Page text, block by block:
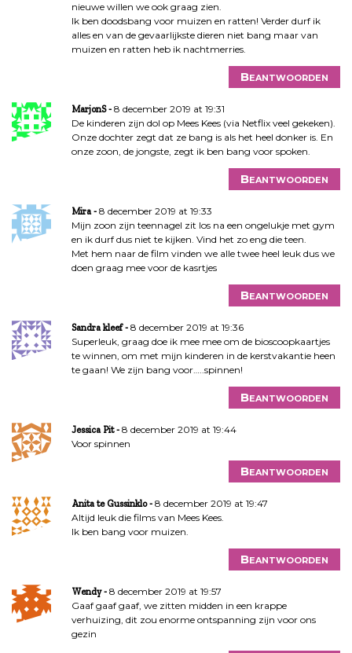
nieuwe willen we ook graag zien.
Ik ben doodsbang voor muizen en ratten! Verder durf ik
alles en van de gevaarlijkste dieren niet bang maar van
muizen en ratten heb ik nachtmerries.
Beantwoorden
MarjonS
8 december 2019 at 19:31
De kinderen zijn dol op Mees Kees (via Netflix veel gekeken).
Onze dochter zegt dat ze bang is als het heel donker is. En
onze zoon, de jongste, zegt ik ben bang voor spoken.
Beantwoorden
Mira
8 december 2019 at 19:33
Mijn zoon zijn teennagel zit los na een ongelukje met gym
en ik durf dus niet te kijken. Vind het zo eng die teen.
Met hem naar de film vinden we alle twee heel leuk dus we
doen graag mee voor de kasrtjes
Beantwoorden
Sandra kleef
8 december 2019 at 19:36
Superleuk, graag doe ik mee mee om de bioscoopkaartjes
te winnen, om met mijn kinderen in de kerstvakantie heen
te gaan! We zijn bang voor…..spinnen!
Beantwoorden
Jessica Pit
8 december 2019 at 19:44
Voor spinnen
Beantwoorden
Anita te Gussinklo
8 december 2019 at 19:47
Altijd leuk die films van Mees Kees.
Ik ben bang voor muizen.
Beantwoorden
Wendy
8 december 2019 at 19:57
Gaaf gaaf gaaf, we zitten midden in een krappe
verhuizing, dit zou enorme ontspanning zijn voor ons
gezin